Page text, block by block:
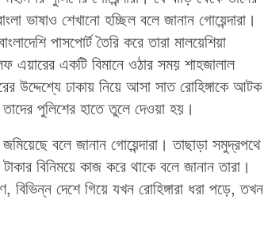
ভাষাও শেখানো হচ্ছিল বলে জানান গোয়েন্দারা।
পাসপোর্ট তৈরি করে তারা মালয়েশিয়া
এয়ারের একটি বিমানে ওঠার সময় শাহজালাল
উদ্দেশ্যে ঢাকায় নিয়ে আসা সাত রোহিঙ্গাকে আটক
পুলিশের হাতে তুলে দেওয়া হয়।
বলে জানান গোয়েন্দারা। তাছাড়া সমুদ্রপথে
টাকার বিনিময়ে কাজ করে থাকে বলে জানান তারা।
বিভিন্ন দেশে গিয়ে যখন রোহিঙ্গারা ধরা পড়ে, তখন